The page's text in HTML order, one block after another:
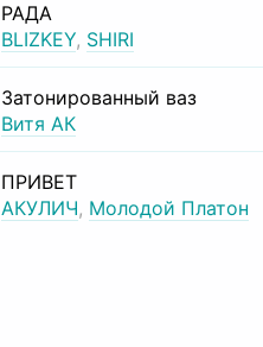
РАДА
BLIZKEY, SHIRI
Затонированный ваз
Витя АК
ПРИВЕТ
АКУЛИЧ, Молодой Платон